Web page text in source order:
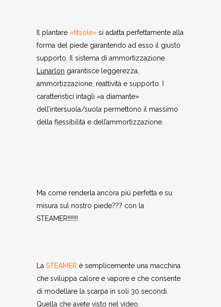
Il plantare «fitsole» si adatta perfettamente alla
forma del piede garantendo ad esso il giusto
supporto. Il sistema di ammortizzazione
Lunarlon garantisce leggerezza,
ammortizzazione, reattività e supporto. I
caratteristici intagli «a diamante»
dell’intersuola/suola permettono il massimo
della flessibilità e dell’ammortizzazione.
Ma come renderla ancora più perfetta e su
misura sul nostro piede??? con la
STEAMER!!!!!!!
La STEAMER è semplicemente una macchina
che sviluppa calore e vapore e che consente
di modellare la scarpa in soli 30 secondi.
Quella che avete visto nel video.